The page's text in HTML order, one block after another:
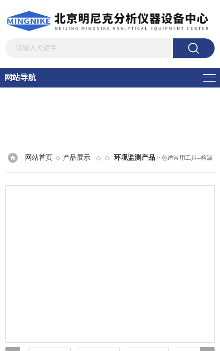
网站导航
网站首页 ◇ 产品展示 ◇ ◇环境监测产品 > 色谱常用工具--检漏
仪、电子流量计等